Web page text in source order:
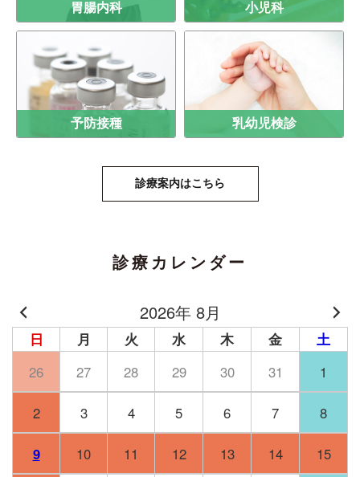
胃腸内科 小児科
予防接種 乳幼児検診
診療案内はこちら
診療カレンダー
2026年 8月
日 月 火 水 木 金
土
26
27 28 29 30 31 1
2 3 4 5 6 7 8
9 10 11 12 13 14 15